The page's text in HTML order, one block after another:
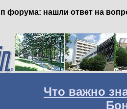
форума: нашли ответ на
Что важно